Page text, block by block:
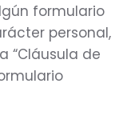
formulario
personal,
“Cláusula de